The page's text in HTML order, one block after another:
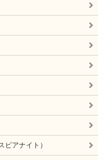
アナイト）